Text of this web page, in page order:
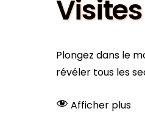
Plongez dans le
révéler tous les
Afficher plus